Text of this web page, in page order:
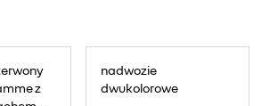
z
nadwozie
dwukolorowe